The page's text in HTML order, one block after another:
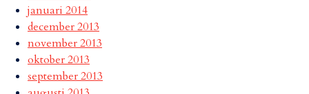
januari 2014
december 2013
november 2013
oktober 2013
september 2013